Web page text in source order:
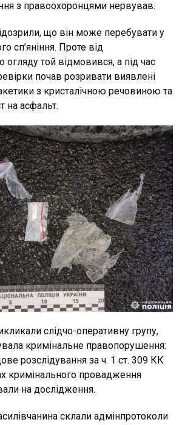
з правоохоронцями нервував.
що він може перебувати у
сп’яніння. Проте від
огляду той відмовився, а під час
почав розривати виявлені
з кристалічною речовиною та
на асфальт.
слідчо-оперативну групу,
кримінальне правопорушення:
розслідування за ч. 1 ст. 309 КК
кримінального провадження
на дослідження.
склали адмінпротоколи